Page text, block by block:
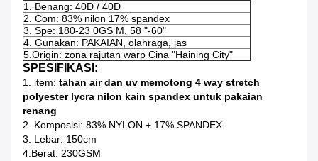
1. Benang: 40D / 40D
2. Com: 83% nilon 17% spandex
3. Spe: 180-23 0GS M, 58 "-60"
4. Gunakan: PAKAIAN, olahraga, jas
5.Origin: zona rajutan warp Cina "Haining City"
SPESIFIKASI:
1. item: tahan air dan uv memotong 4 way stretch
polyester lycra nilon kain spandex untuk pakaian
renang
2. Komposisi: 83% NYLON + 17% SPANDEX
3. Lebar: 150cm
4.Berat: 230GSM